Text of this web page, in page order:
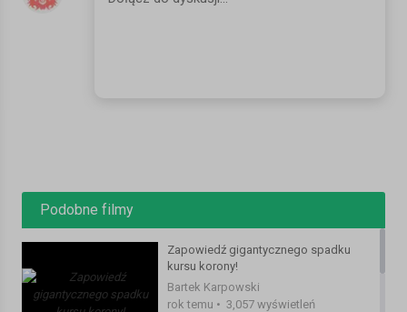
Kategoria:Filmy instruktażowe
Podobne filmy
Zapowiedź gigantycznego spadku
kursu korony!
Bartek Karpowski
rok temu • 3,057 wyświetleń